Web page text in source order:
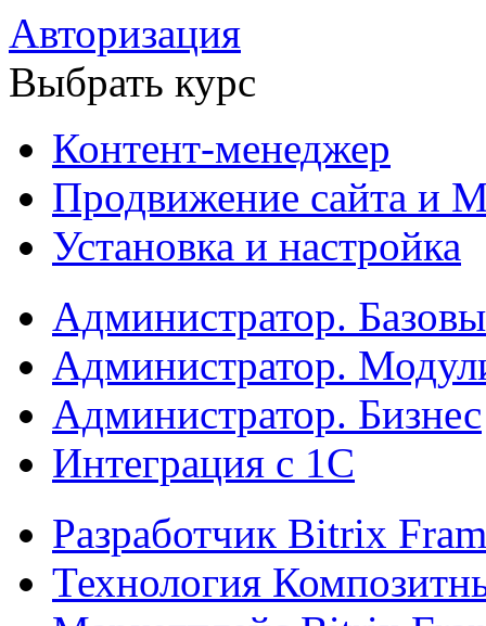
Авторизация
Выбрать курс
Контент-менеджер
Продвижение сайта и
Установка и настройка
Администратор.
Администратор.
Администратор. Бизнес
Интеграция с 1С
Разработчик Bitrix
Технология